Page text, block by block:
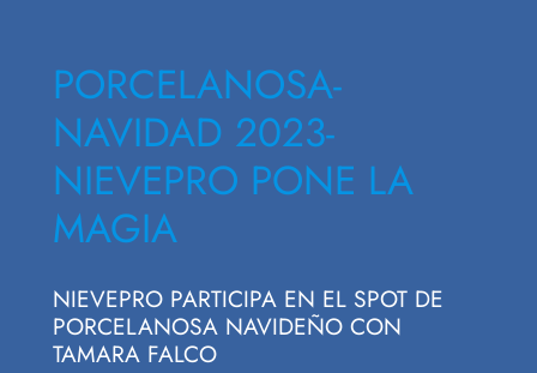
PORCELANOSA-
NAVIDAD 2023-
NIEVEPRO PONE LA
MAGIA
NIEVEPRO PARTICIPA EN EL SPOT DE
PORCELANOSA NAVIDEÑO CON
TAMARA FALCO